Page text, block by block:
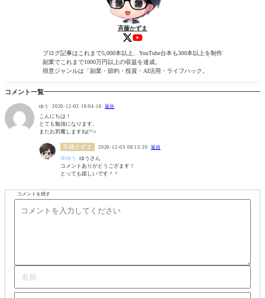
斉藤かずま
ブログ記事はこれまで5,000本以上、YouTube台本も300本以上を制作
副業でこれまで1000万円以上の収益を達成。
得意ジャンルは「副業・節約・投資・AI活用・ライフハック。
コメント一覧
ゆう 2020-12-02 16:04:16 返信
こんにちは！
とても勉強になります。
またお邪魔しますね(^^♪
斉藤かずま 2020-12-03 08:13:20 返信
ゆう
ゆうさん
コメントありがとうござます！
とっても嬉しいです＾＾
コメントを残す